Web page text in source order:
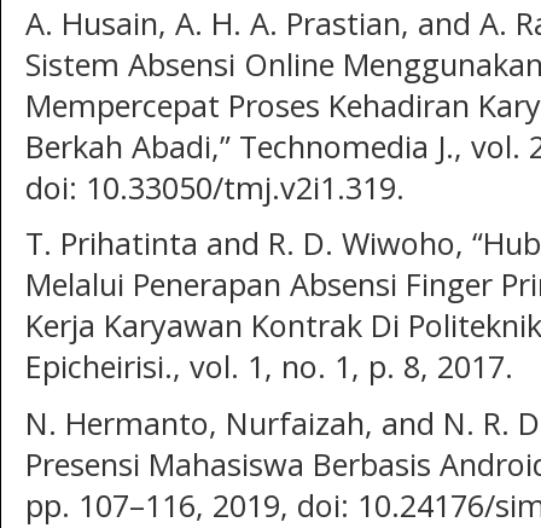
A. Husain, A. H. A. Prastian, and A.
Sistem Absensi Online
Mempercepat Proses Kehadiran
Berkah Abadi,” Technomedia J.,
doi: 10.33050/tmj.v2i1.319.
T. Prihatinta and R. D. Wiwoho,
Melalui Penerapan Absensi Finger
Kerja Karyawan Kontrak Di
Epicheirisi., vol. 1, no. 1, p. 8, 2017.
N. Hermanto, Nurfaizah, and N. R.
Presensi Mahasiswa Berbasis
pp. 107–116, 2019, doi: 10.24176/